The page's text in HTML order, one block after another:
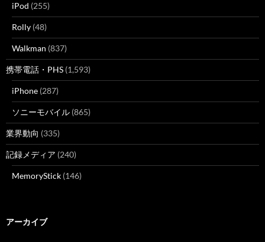
iPod (255)
Rolly (48)
Walkman (837)
携帯電話・PHS (1,593)
iPhone (287)
ソニーモバイル (865)
業界動向 (335)
記録メディア (240)
MemoryStick (146)
アーカイブ